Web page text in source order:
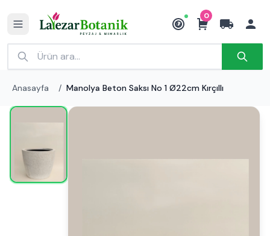
₺
0
Anasayfa / Manolya Beton Saksı No 1 Ø22cm Kırçıllı